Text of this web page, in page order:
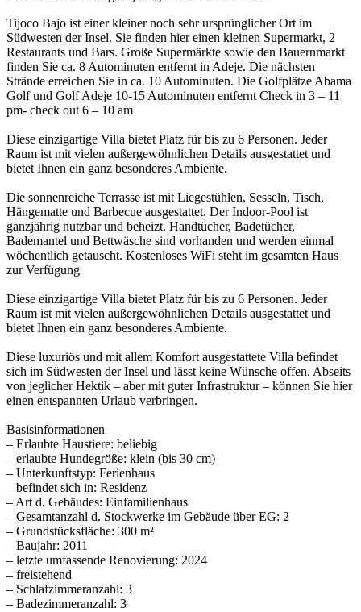
Tijoco Bajo ist einer kleiner noch sehr ursprünglicher Ort im
Südwesten der Insel. Sie finden hier einen kleinen Supermarkt, 2
Restaurants und Bars. Große Supermärkte sowie den Bauernmarkt
finden Sie ca. 8 Autominuten entfernt in Adeje. Die nächsten
Strände erreichen Sie in ca. 10 Autominuten. Die Golfplätze Abama
Golf und Golf Adeje 10-15 Autominuten entfernt Check in 3 – 11
pm- check out 6 – 10 am
Diese einzigartige Villa bietet Platz für bis zu 6 Personen. Jeder
Raum ist mit vielen außergewöhnlichen Details ausgestattet und
bietet Ihnen ein ganz besonderes Ambiente.
Die sonnenreiche Terrasse ist mit Liegestühlen, Sesseln, Tisch,
Hängematte und Barbecue ausgestattet. Der Indoor-Pool ist
ganzjährig nutzbar und beheizt. Handtücher, Badetücher,
Bademantel und Bettwäsche sind vorhanden und werden einmal
wöchentlich getauscht. Kostenloses WiFi steht im gesamten Haus
zur Verfügung
Diese einzigartige Villa bietet Platz für bis zu 6 Personen. Jeder
Raum ist mit vielen außergewöhnlichen Details ausgestattet und
bietet Ihnen ein ganz besonderes Ambiente.
Diese luxuriös und mit allem Komfort ausgestattete Villa befindet
sich im Südwesten der Insel und lässt keine Wünsche offen. Abseits
von jeglicher Hektik – aber mit guter Infrastruktur – können Sie hier
einen entspannten Urlaub verbringen.
Basisinformationen
– Erlaubte Haustiere: beliebig
– erlaubte Hundegröße: klein (bis 30 cm)
– Unterkunftstyp: Ferienhaus
– befindet sich in: Residenz
– Art d. Gebäudes: Einfamilienhaus
– Gesamtanzahl d. Stockwerke im Gebäude über EG: 2
– Grundstücksfläche: 300 m²
– Baujahr: 2011
– letzte umfassende Renovierung: 2024
– freistehend
– Schlafzimmeranzahl: 3
– Badezimmeranzahl: 3